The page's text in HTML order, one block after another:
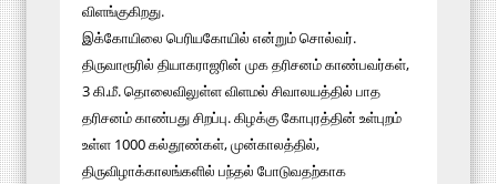
விளங்குகிறது.
இக்கோயிலை பெரியகோயில் என்றும் சொல்வர்.
திருவாரூரில் தியாகராஜரின் முக தரிசனம் காண்பவர்கள்,
3 கி.மீ. தொலைவிலுள்ள விளமல் சிவாலயத்தில் பாத
தரிசனம் காண்பது சிறப்பு. கிழக்கு கோபுரத்தின் உள்புறம்
உள்ள 1000 கல்தூண்கள், முன்காலத்தில்,
திருவிழாக்காலங்களில் பந்தல் போடுவதற்காக